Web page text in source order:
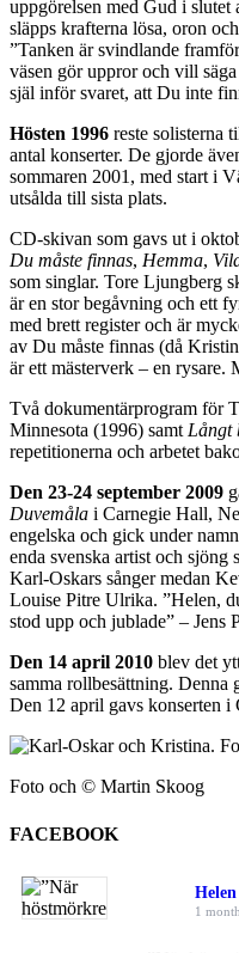
uppgörelsen med Gud i slutet
släpps krafterna lösa, oron
”Tanken är svindlande
väsen gör uppror och vill
själ inför svaret, att Du inte
Hösten 1996 reste solisterna
antal konserter. De gjorde
sommaren 2001, med start i
utsålda till sista plats.
CD-skivan som gavs ut i
Du måste finnas, Hemma,
som singlar. Tore Ljungberg
är en stor begåvning och ett
med brett register och är
av Du måste finnas (då
är ett mästerverk – en rysare.
Två dokumentärprogram för
Minnesota (1996) samt Långt
repetitionerna och arbetet
Den 23-24 september 2009
Duvemåla i Carnegie Hall,
engelska och gick under
enda svenska artist och
Karl-Oskars sånger medan
Louise Pitre Ulrika. ”Helen,
stod upp och jublade” – Jens
Den 14 april 2010 blev det
samma rollbesättning.
Den 12 april gavs konserten
Foto och © Martin Skoog
FACEBOOK
1